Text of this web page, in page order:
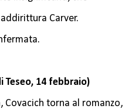
Carver.
Teseo, 14 febbraio)
torna al romanzo,